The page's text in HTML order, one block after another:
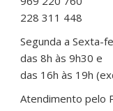
228 311 448
Segunda a Sexta-
das 8h às 9h30 e
das 16h às 19h
Atendimento pelo